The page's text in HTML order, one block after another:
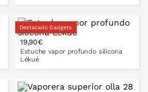
2 p 4 p
Destacado Gadgets
19,90€
Estuche vapor profundo silicona
Lékué
4 p